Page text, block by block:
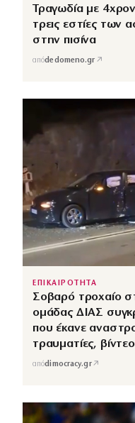
Τραγωδία με
τρεις εστίες των
στην πισίνα
απόdedomeno.gr ↗
ΕΠΙΚΑΙΡΟΤΗΤΑ
Σοβαρό τροχαίο
ομάδας ΔΙΑΣ
που έκανε
τραυματίες, βίντεο
απόdimocracy.gr↗